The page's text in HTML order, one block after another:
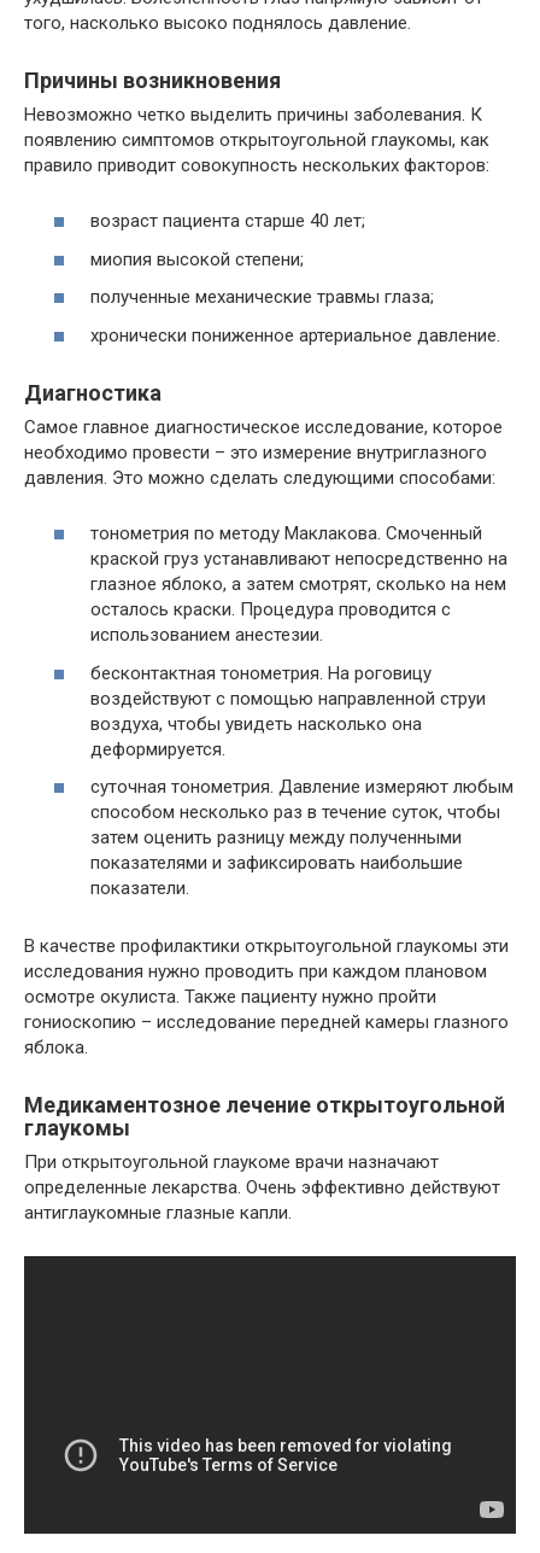
того, насколько высоко поднялось давление.
Причины возникновения
Невозможно четко выделить причины заболевания. К
появлению симптомов открытоугольной глаукомы, как
правило приводит совокупность нескольких факторов:
возраст пациента старше 40 лет;
миопия высокой степени;
полученные механические травмы глаза;
хронически пониженное артериальное давление.
Диагностика
Самое главное диагностическое исследование, которое
необходимо провести – это измерение внутриглазного
давления. Это можно сделать следующими способами:
тонометрия по методу Маклакова. Смоченный
краской груз устанавливают непосредственно на
глазное яблоко, а затем смотрят, сколько на нем
осталось краски. Процедура проводится с
использованием анестезии.
бесконтактная тонометрия. На роговицу
воздействуют с помощью направленной струи
воздуха, чтобы увидеть насколько она
деформируется.
суточная тонометрия. Давление измеряют любым
способом несколько раз в течение суток, чтобы
затем оценить разницу между полученными
показателями и зафиксировать наибольшие
показатели.
В качестве профилактики открытоугольной глаукомы эти
исследования нужно проводить при каждом плановом
осмотре окулиста. Также пациенту нужно пройти
гониоскопию – исследование передней камеры глазного
яблока.
Медикаментозное лечение открытоугольной
глаукомы
При открытоугольной глаукоме врачи назначают
определенные лекарства. Очень эффективно действуют
антиглаукомные глазные капли.